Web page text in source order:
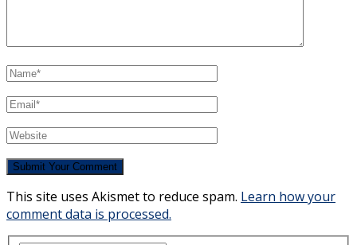
This site uses Akismet to reduce spam. Learn how your
comment data is processed.